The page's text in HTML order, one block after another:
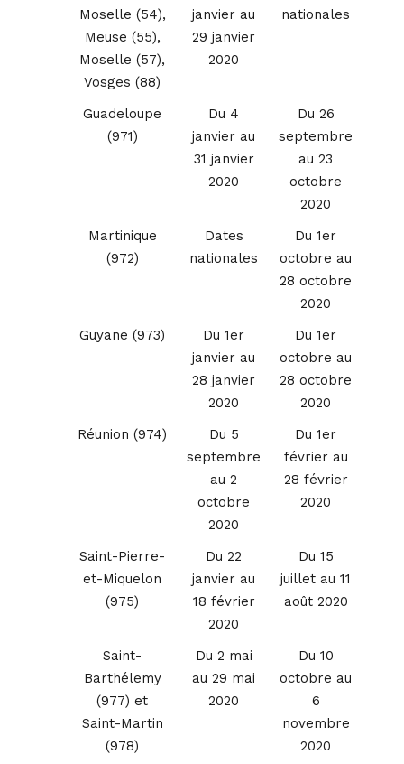
Moselle (54),
Meuse (55),
Moselle (57),
Vosges (88)
janvier au
29 janvier
2020
nationales
Guadeloupe
(971)
Du 4
janvier au
31 janvier
2020
Du 26
septembre
au 23
octobre
2020
Martinique
(972)
Dates
nationales
Du 1er
octobre au
28 octobre
2020
Guyane (973)
Du 1er
janvier au
28 janvier
2020
Du 1er
octobre au
28 octobre
2020
Réunion (974)
Du 5
septembre
au 2
octobre
2020
Du 1er
février au
28 février
2020
Saint-Pierre-
et-Miquelon
(975)
Du 22
janvier au
18 février
2020
Du 15
juillet au 11
août 2020
Saint-
Barthélemy
(977) et
Saint-Martin
(978)
Du 2 mai
au 29 mai
2020
Du 10
octobre au
6
novembre
2020